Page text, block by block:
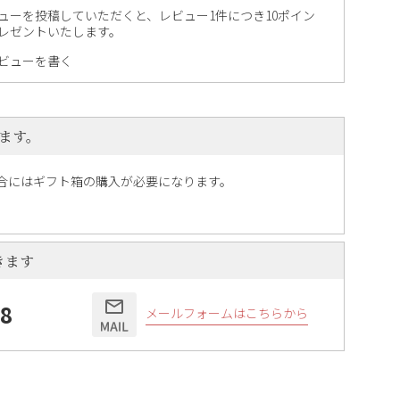
ーを投稿していただくと、レビュー1件につき10ポイン
ゼントいたします。
ューを書く
。
はギフト箱の購入が必要になります。
ます
メールフォームはこちらから